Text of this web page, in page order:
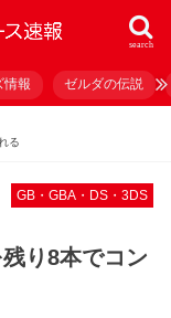
search
情報 ゼルダの伝説
る
GB・GBA・DS・3DS
り8本でコン